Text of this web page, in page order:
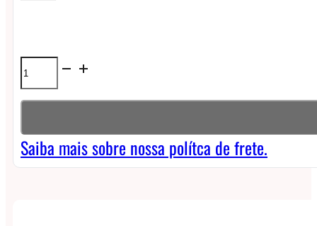
Líquido
Nasty
NicSalt
-
Saiba mais sobre nossa polítca de frete.